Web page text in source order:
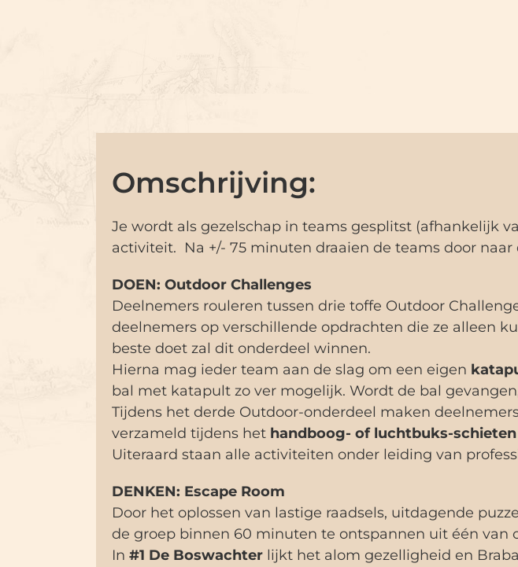
Omschrijving:
Je wordt als gezelschap in teams gesplitst (afhankelijk
activiteit. Na +/- 75 minuten draaien de teams door
DOEN: Outdoor Challenges
Deelnemers rouleren tussen drie toffe Outdoor
deelnemers op verschillende opdrachten die ze alleen
beste doet zal dit onderdeel winnen.
Hierna mag ieder team aan de slag om een eigen
bal met katapult zo ver mogelijk. Wordt de bal
Tijdens het derde Outdoor-onderdeel maken
verzameld tijdens het handboog- of luchtbuks-schieten
Uiteraard staan alle activiteiten onder leiding van
DENKEN: Escape Room
Door het oplossen van lastige raadsels, uitdagende
de groep binnen 60 minuten te ontspannen uit één van
In #1 De Boswachter lijkt het alom gezelligheid en